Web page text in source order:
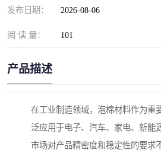
发布日期： 2026-08-06
阅 读 量： 101
产品描述
在工业制造领域，泡棉材料作为重
泛应用于电子、汽车、家电、新能
市场对产品精密度和稳定性的要求